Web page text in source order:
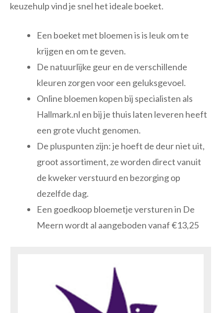
keuzehulp vind je snel het ideale boeket.
Een boeket met bloemen is is leuk om te
krijgen en om te geven.
De natuurlijke geur en de verschillende
kleuren zorgen voor een geluksgevoel.
Online bloemen kopen bij specialisten als
Hallmark.nl en bij je thuis laten leveren heeft
een grote vlucht genomen.
De pluspunten zijn: je hoeft de deur niet uit,
groot assortiment, ze worden direct vanuit
de kweker verstuurd en bezorging op
dezelfde dag.
Een goedkoop bloemetje versturen in De
Meern wordt al aangeboden vanaf €13,25